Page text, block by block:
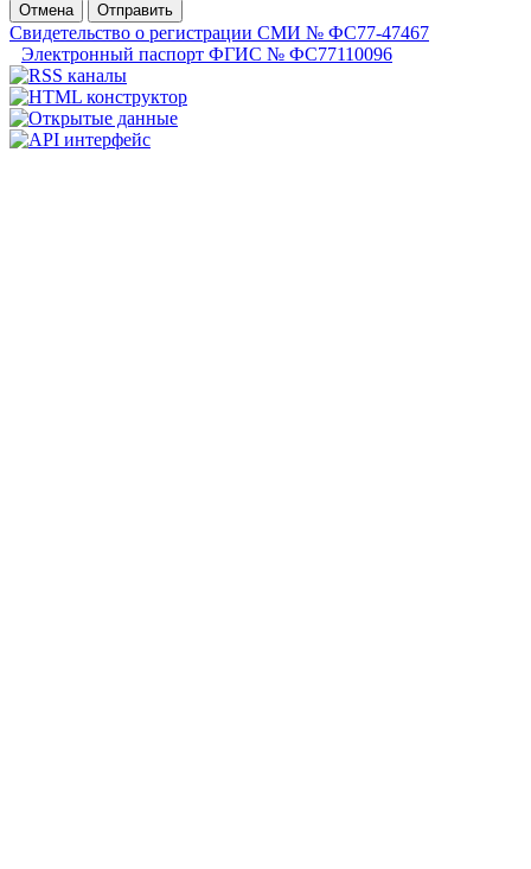
Отмена
Отправить
Свидетельство о регистрации СМИ № ФС77-47467
Электронный паспорт ФГИС № ФС77110096